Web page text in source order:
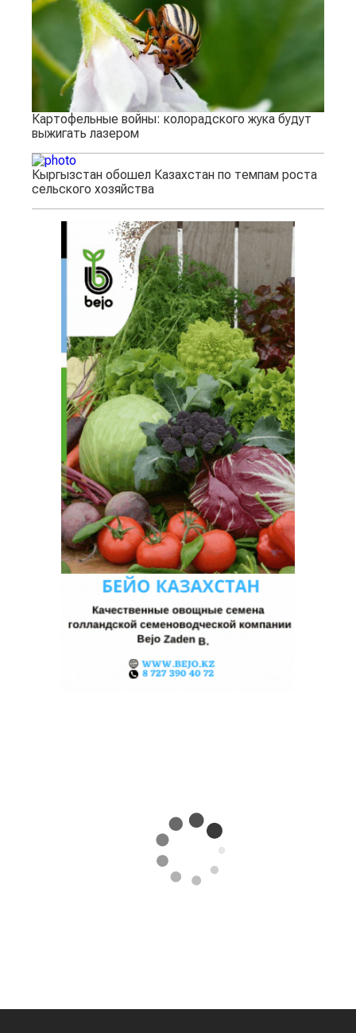
Картофельные войны: колорадского жука будут
выжигать лазером
Кыргызстан обошел Казахстан по темпам роста
сельского хозяйства